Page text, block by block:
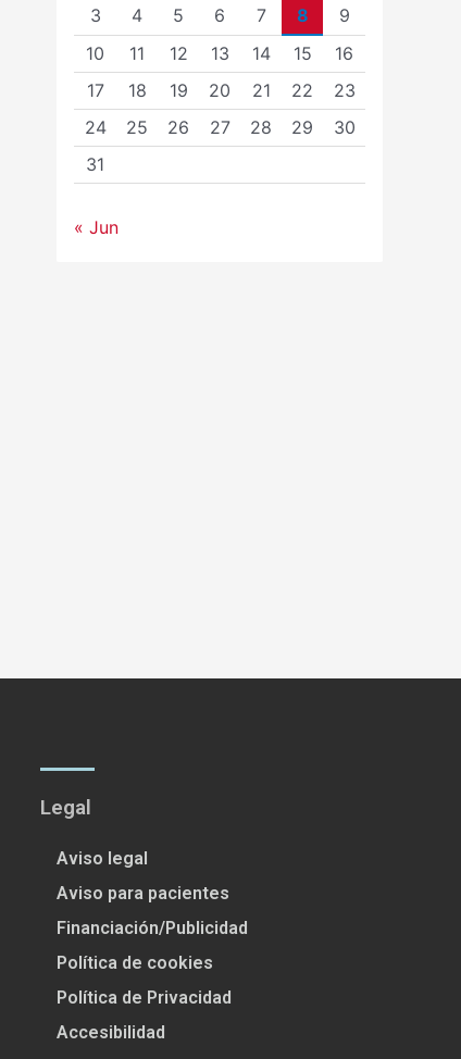
3
4 5 6 7 8
9
10
11 12 13 14 15
16
17
18 19 20 21 22
23
24
25 26 27 28 29
30
31
« Jun
Legal
Aviso legal
Aviso para pacientes
Financiación/Publicidad
Política de cookies
Política de Privacidad
Accesibilidad